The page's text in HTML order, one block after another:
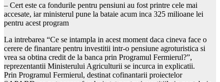
– Cert este ca fondurile pentru pensiuni au fost printre cele mai
accesate, iar ministerul pune la bataie acum inca 325 milioane lei
pentru acest program
La intrebarea “Ce se intampla in acest moment daca cineva face o
cerere de finantare pentru investitii intr-o pensiune agroturistica si
vrea sa obtina credit de la banca prin Programul Fermierul?”,
reprezentantii Ministerului Agriculturii se incurca in explicatii.
Prin Programul Fermierul, destinat cofinantarii proiectelor